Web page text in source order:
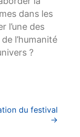
dans les
l’une des
l’humanité
?
du festival
→